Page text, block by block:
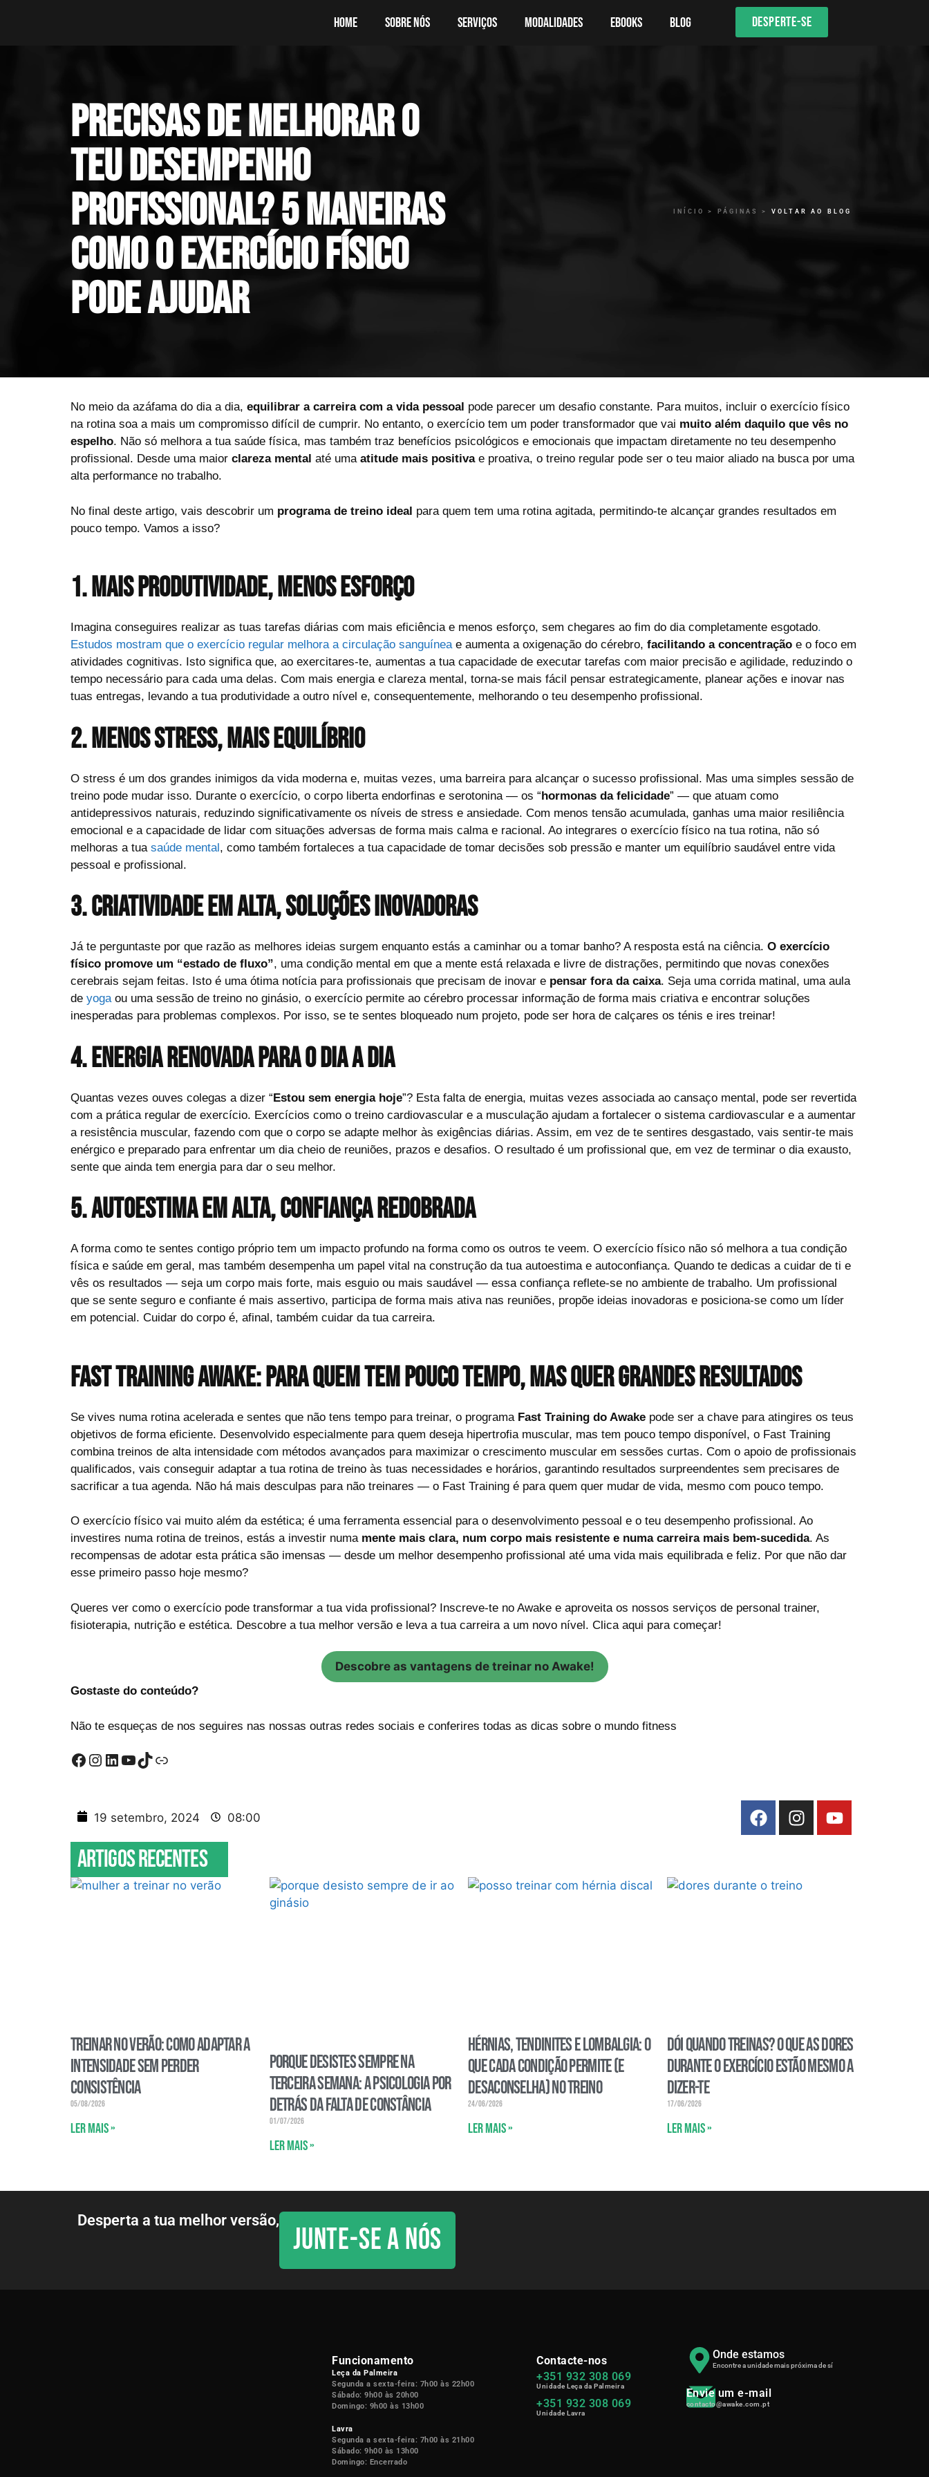
Home Sobre nós Serviços Modalidades Ebooks Blog DESPERTE-SE
Precisas de melhorar o
teu desempenho
profissional? 5 maneiras
como o exercício físico
pode ajudar
INÍCIO > PÁGINAS > VOLTAR AO BLOG
No meio da azáfama do dia a dia, equilibrar a carreira com a vida pessoal pode parecer um desafio constante. Para muitos, incluir o exercício físico
na rotina soa a mais um compromisso difícil de cumprir. No entanto, o exercício tem um poder transformador que vai muito além daquilo que vês no
espelho. Não só melhora a tua saúde física, mas também traz benefícios psicológicos e emocionais que impactam diretamente no teu desempenho
profissional. Desde uma maior clareza mental até uma atitude mais positivae proativa, o treino regular pode ser o teu maior aliado na busca por uma
alta performance no trabalho.
No final deste artigo, vais descobrir um programa de treino ideal para quem tem uma rotina agitada, permitindo-te alcançar grandes resultados em
pouco tempo. Vamos a isso?
1. Mais produtividade, menos esforço
Imagina conseguires realizar as tuas tarefas diárias com mais eficiência e menos esforço, sem chegares ao fim do dia completamente esgotado.
Estudos mostram que o exercício regular melhora a circulação sanguíneae aumenta a oxigenação do cérebro, facilitando a concentração e o foco em
atividades cognitivas. Isto significa que, ao exercitares-te, aumentas a tua capacidade de executar tarefas com maior precisão e agilidade, reduzindo o
tempo necessário para cada uma delas. Com mais energia e clareza mental, torna-se mais fácil pensar estrategicamente, planear ações e inovar nas
tuas entregas, levando a tua produtividade a outro nível e, consequentemente, melhorando o teu desempenho profissional.
2. Menos stress, mais equilíbrio
O stress é um dos grandes inimigos da vida moderna e, muitas vezes, uma barreira para alcançar o sucesso profissional. Mas uma simples sessão de
treino pode mudar isso. Durante o exercício, o corpo liberta endorfinas e serotonina — os “hormonas da felicidade” — que atuam como
antidepressivos naturais, reduzindo significativamente os níveis de stress e ansiedade. Com menos tensão acumulada, ganhas uma maior resiliência
emocional e a capacidade de lidar com situações adversas de forma mais calma e racional. Ao integrares o exercício físico na tua rotina, não só
melhoras a tua saúde mental, como também fortaleces a tua capacidade de tomar decisões sob pressão e manter um equilíbrio saudável entre vida
pessoal e profissional.
3. Criatividade em alta, soluções inovadoras
Já te perguntaste por que razão as melhores ideias surgem enquanto estás a caminhar ou a tomar banho? A resposta está na ciência. O exercício
físico promove um “estado de fluxo”, uma condição mental em que a mente está relaxada e livre de distrações, permitindo que novas conexões
cerebrais sejam feitas. Isto é uma ótima notícia para profissionais que precisam de inovar e pensar fora da caixa. Seja uma corrida matinal, uma aula
de yoga ou uma sessão de treino no ginásio, o exercício permite ao cérebro processar informação de forma mais criativa e encontrar soluções
inesperadas para problemas complexos. Por isso, se te sentes bloqueado num projeto, pode ser hora de calçares os ténis e ires treinar!
4. Energia renovada para o dia a dia
Quantas vezes ouves colegas a dizer “Estou sem energia hoje”? Esta falta de energia, muitas vezes associada ao cansaço mental, pode ser revertida
com a prática regular de exercício. Exercícios como o treino cardiovascular e a musculação ajudam a fortalecer o sistema cardiovascular e a aumentar
a resistência muscular, fazendo com que o corpo se adapte melhor às exigências diárias. Assim, em vez de te sentires desgastado, vais sentir-te mais
enérgico e preparado para enfrentar um dia cheio de reuniões, prazos e desafios. O resultado é um profissional que, em vez de terminar o dia exausto,
sente que ainda tem energia para dar o seu melhor.
5. Autoestima em alta, confiança redobrada
A forma como te sentes contigo próprio tem um impacto profundo na forma como os outros te veem. O exercício físico não só melhora a tua condição
física e saúde em geral, mas também desempenha um papel vital na construção da tua autoestima e autoconfiança. Quando te dedicas a cuidar de ti e
vês os resultados — seja um corpo mais forte, mais esguio ou mais saudável — essa confiança reflete-se no ambiente de trabalho. Um profissional
que se sente seguro e confiante é mais assertivo, participa de forma mais ativa nas reuniões, propõe ideias inovadoras e posiciona-se como um líder
em potencial. Cuidar do corpo é, afinal, também cuidar da tua carreira.
Fast Training Awake: Para quem tem pouco tempo, mas quer grandes resultados
Se vives numa rotina acelerada e sentes que não tens tempo para treinar, o programa Fast Training do Awake pode ser a chave para atingires os teus
objetivos de forma eficiente. Desenvolvido especialmente para quem deseja hipertrofia muscular, mas tem pouco tempo disponível, o Fast Training
combina treinos de alta intensidade com métodos avançados para maximizar o crescimento muscular em sessões curtas. Com o apoio de profissionais
qualificados, vais conseguir adaptar a tua rotina de treino às tuas necessidades e horários, garantindo resultados surpreendentes sem precisares de
sacrificar a tua agenda. Não há mais desculpas para não treinares — o Fast Training é para quem quer mudar de vida, mesmo com pouco tempo.
O exercício físico vai muito além da estética; é uma ferramenta essencial para o desenvolvimento pessoal e o teu desempenho profissional. Ao
investires numa rotina de treinos, estás a investir numamente mais clara, num corpo mais resistente e numa carreira mais bem-sucedida. As
recompensas de adotar esta prática são imensas — desde um melhor desempenho profissional até uma vida mais equilibrada e feliz. Por que não dar
esse primeiro passo hoje mesmo?
Queres ver como o exercício pode transformar a tua vida profissional? Inscreve-te no Awake e aproveita os nossos serviços de personal trainer,
fisioterapia, nutrição e estética. Descobre a tua melhor versão e leva a tua carreira a um novo nível. Clica aqui para começar!
Descobre as vantagens de treinar no Awake!
Gostaste do conteúdo?
Não te esqueças de nos seguires nas nossas outras redes sociais e conferires todas as dicas sobre o mundo fitness
19 setembro, 2024 08:00
Artigos recentes
Treinar no verão: como adaptar a
intensidade sem perder
consistência
05/08/2026
Ler mais »
Porque desistes sempre na
terceira semana: a psicologia por
detrás da falta de constância
01/07/2026
Ler mais »
Hérnias, tendinites e lombalgia: o
que cada condição permite (e
desaconselha) no treino
24/06/2026
Ler mais »
Dói quando treinas? O que as dores
durante o exercício estão mesmo a
dizer-te
17/06/2026
Ler mais »
Desperta a tua melhor versão,
JUNTE-SE A NÓS
Funcionamento
Leça da Palmeira
Segunda a sexta-feira: 7h00 às 22h00
Sábado: 9h00 às 20h00
Domingo: 9h00 às 13h00
Lavra
Segunda a sexta-feira: 7h00 às 21h00
Sábado: 9h00 às 13h00
Domingo: Encerrado
Contacte-nos
+351 932 308 069
Unidade Leça da Palmeira
+351 932 308 069
Unidade Lavra
Onde estamos
Encontre a unidade mais próxima de sí
Envie um e-mail
contacto@awake.com.pt